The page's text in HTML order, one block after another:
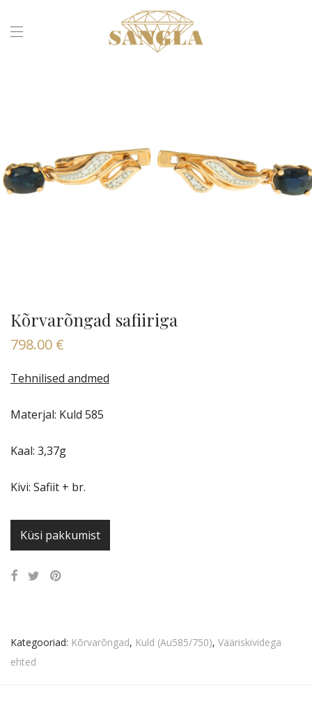
Kõrvarõngad safiiriga
798.00 €
Tehnilised andmed
Materjal: Kuld 585
Kaal: 3,37g
Kivi: Safiit + br.
Küsi pakkumist
Kategooriad: Kõrvarõngad, Kuld (Au585/750), Vääriskividega
ehted